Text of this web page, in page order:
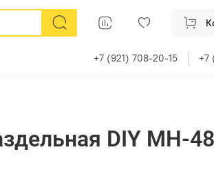
+7 (921) 708-20-15 +7
DIY MH-